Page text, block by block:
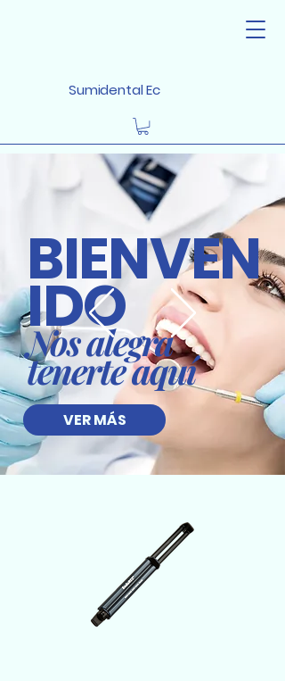
Sumidental Ec
BIENVEN
IDO
Nos alegra
tenerte aquí
VER MÁS